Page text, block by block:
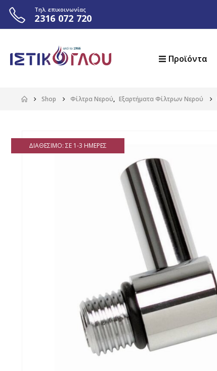
Τηλ. επικοινωνίας
2316 072 720
Προϊόντα
Shop Φίλτρα Νερού, Εξαρτήματα Φίλτρων Νερού
ΔΙΑΘΈΣΙΜΟ: ΣΕ 1-3 ΗΜΈΡΕΣ